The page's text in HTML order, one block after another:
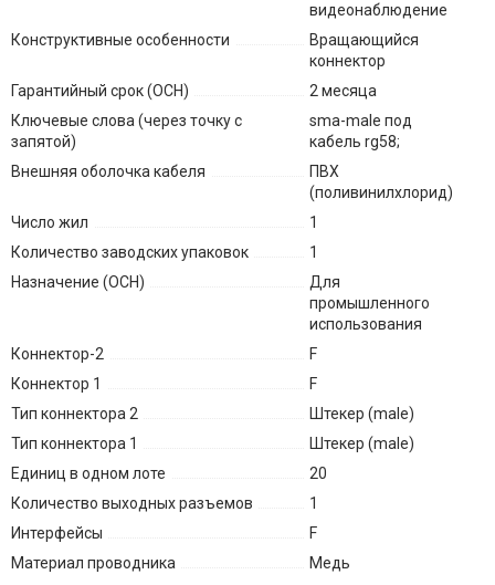
видеонаблюдение
Конструктивные особенности
Вращающийся
коннектор
Гарантийный срок (ОСН)
2 месяца
Ключевые слова (через точку с
запятой)
sma-male под
кабель rg58;
Внешняя оболочка кабеля
ПВХ
(поливинилхлорид)
Число жил
1
Количество заводских упаковок
1
Назначение (ОСН)
Для
промышленного
использования
Коннектор-2
F
Коннектор 1
F
Тип коннектора 2
Штекер (male)
Тип коннектора 1
Штекер (male)
Единиц в одном лоте
20
Количество выходных разъемов
1
Интерфейсы
F
Материал проводника
Медь